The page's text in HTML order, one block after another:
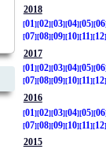
2018
01 02 03 04 05 06
07 08 09 10 11 12
2017
01 02 03 04 05 06
07 08 09 10 11 12
2016
01
02 03 04 05 06
07 08 09 10 11
12
2015